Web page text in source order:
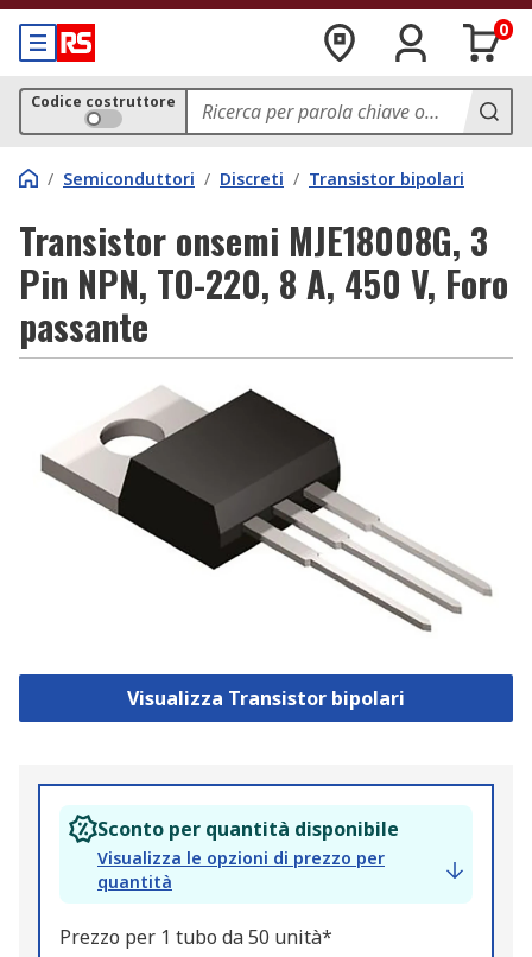
0
Codice costruttore
/ Semiconduttori / Discreti / Transistor bipolari
Transistor onsemi MJE18008G, 3
Pin NPN, TO-220, 8 A, 450 V, Foro
passante
Visualizza Transistor bipolari
Sconto per quantità disponibile
Visualizza le opzioni di prezzo per
quantità
Prezzo per 1 tubo da 50 unità*